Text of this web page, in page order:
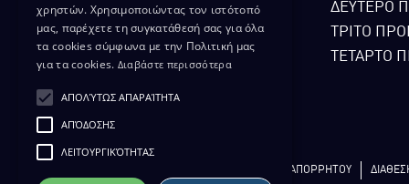
ΔΕΥΤΕΡΟ
ΤΡΙΤΟ
ΤΕΤΑΡΤΟ
ΠΟΛΙΤΙΚΗ ΑΠΟΡΡΗΤΟΥ
χρηστών. Χρησιμοποιώντας τον ιστότοπό
μας, παρέχετε τη συγκατάθεσή σας για όλα
τα cookies σύμφωνα με την Πολιτική μας
για τα cookies. Διαβάστε περισσότερα
ΑΠΟΛΎΤΩΣ ΑΠΑΡΑΊΤΗΤΑ
ΑΠΌΔΟΣΗΣ
ΛΕΙΤΟΥΡΓΙΚΌΤΗΤΑΣ